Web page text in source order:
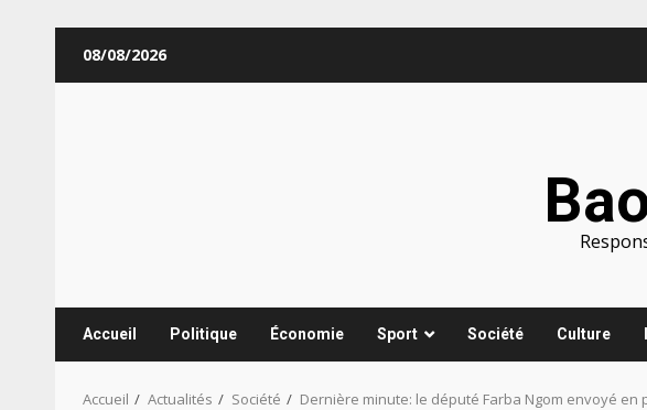
08/08/2026
Accueil Politique Économie Sport Société Culture
Accueil Actualités Société Dernière minute: le député Farba Ngom envoyé en